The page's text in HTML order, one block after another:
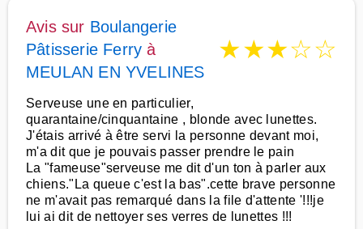
Avis sur Boulangerie
Pâtisserie Ferry à
MEULAN EN YVELINES
★★★☆☆
Serveuse une en particulier,
quarantaine/cinquantaine , blonde avec lunettes.
J'étais arrivé à être servi la personne devant moi,
m'a dit que je pouvais passer prendre le pain
La "fameuse"serveuse me dit d'un ton à parler aux
chiens."La queue c'est la bas".cette brave personne
ne m'avait pas remarqué dans la file d'attente '!!!je
lui ai dit de nettoyer ses verres de lunettes !!!